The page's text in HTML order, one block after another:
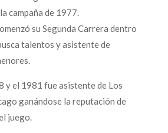
campaña de 1977.
su Segunda Carrera dentro
talentos y asistente de
y el 1981 fue asistente de Los
ganándose la reputación de
juego.